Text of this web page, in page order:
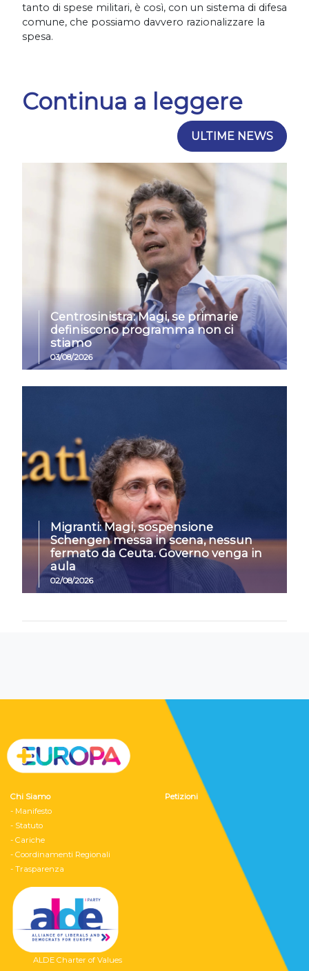
tanto di spese militari, è così, con un sistema di difesa
comune, che possiamo davvero razionalizzare la
spesa.
Continua a leggere
ULTIME NEWS
Centrosinistra: Magi, se primarie
definiscono programma non ci
stiamo
03/08/2026
Migranti: Magi, sospensione
Schengen messa in scena, nessun
fermato da Ceuta. Governo venga in
aula
02/08/2026
Chi Siamo
- Manifesto
- Statuto
- Cariche
- Coordinamenti Regionali
- Trasparenza
ALDE Charter of Values
Petizioni